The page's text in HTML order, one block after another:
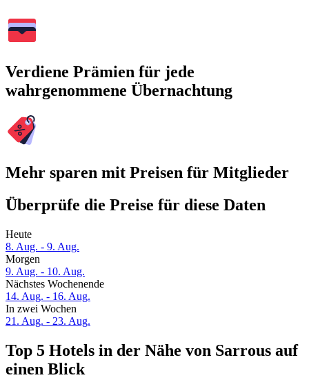
Verdiene Prämien für jede
wahrgenommene Übernachtung
Mehr sparen mit Preisen für Mitglieder
Überprüfe die Preise für diese Daten
Heute
8. Aug. - 9. Aug.
Morgen
9. Aug. - 10. Aug.
Nächstes Wochenende
14. Aug. - 16. Aug.
In zwei Wochen
21. Aug. - 23. Aug.
Top 5 Hotels in der Nähe von Sarrous auf
einen Blick